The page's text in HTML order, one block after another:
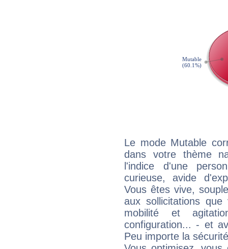
Le mode Mutable
dans votre thème
l'indice d'une
curieuse, avide
Vous êtes vive,
aux sollicitations
mobilité et
configuration... - et
Peu importe la